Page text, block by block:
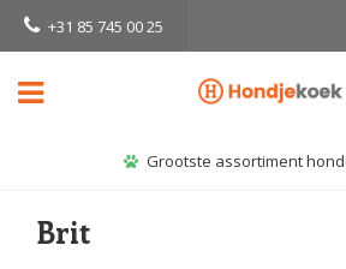
+31 85 745 00 25
Grootste assortiment
Brit